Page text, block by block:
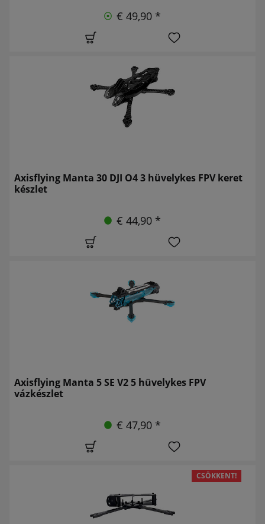
€ 49,90 *
Axisflying Manta 30 DJI O4 3 hüvelykes FPV keret
készlet
€ 44,90 *
Axisflying Manta 5 SE V2 5 hüvelykes FPV
vázkészlet
€ 47,90 *
CSÖKKENT!